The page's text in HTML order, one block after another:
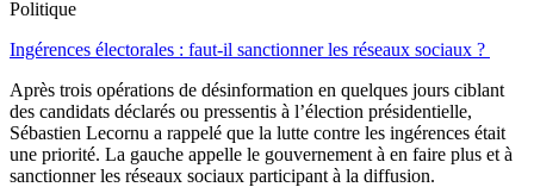
Politique
Ingérences électorales : faut-il sanctionner les réseaux sociaux ?
Après trois opérations de désinformation en quelques jours ciblant
des candidats déclarés ou pressentis à l’élection présidentielle,
Sébastien Lecornu a rappelé que la lutte contre les ingérences était
une priorité. La gauche appelle le gouvernement à en faire plus et à
sanctionner les réseaux sociaux participant à la diffusion.